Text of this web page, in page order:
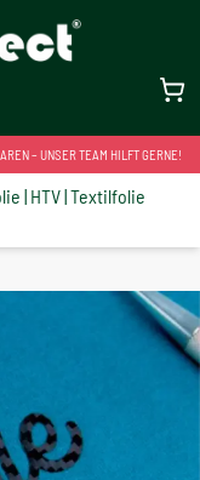
– UNSER TEAM HILFT GERNE!
| HTV | Textilfolie